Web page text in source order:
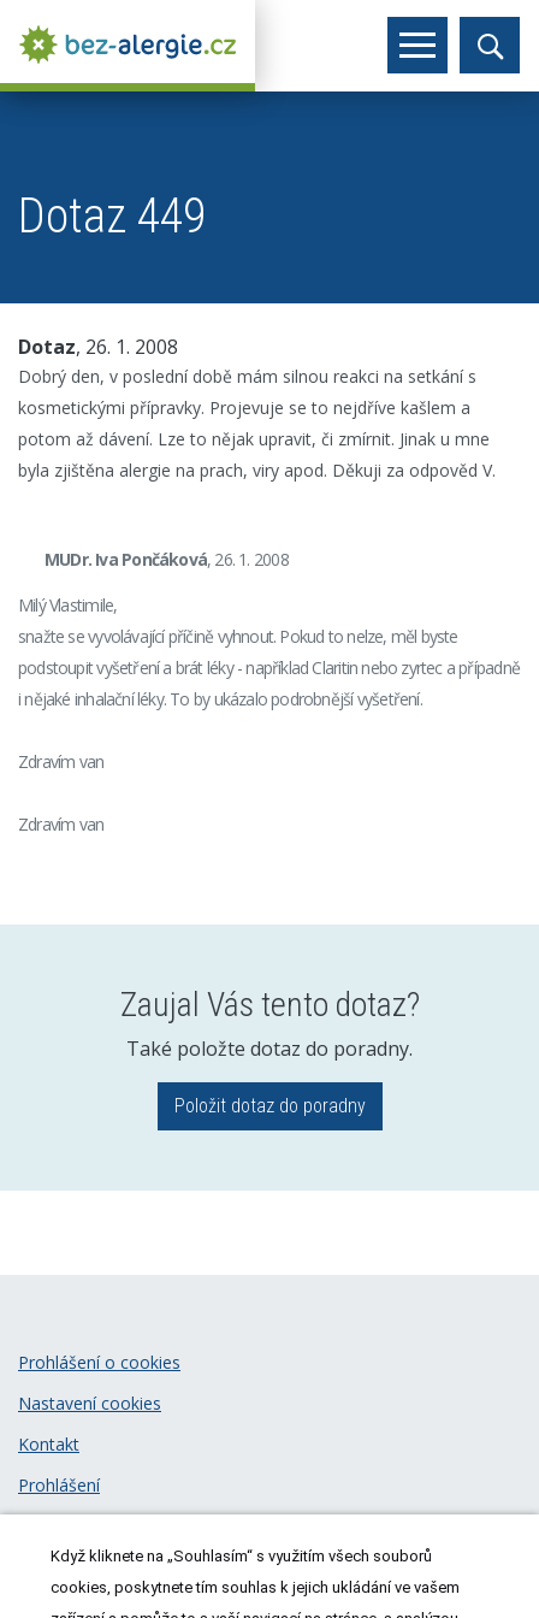
Dotaz 449
Dotaz, 26. 1. 2008
Dobrý den, v poslední době mám silnou reakci na setkání s
kosmetickými přípravky. Projevuje se to nejdříve kašlem a
potom až dávení. Lze to nějak upravit, či zmírnit. Jinak u mne
byla zjištěna alergie na prach, viry apod. Děkuji za odpověd V.
MUDr. Iva Pončáková, 26. 1. 2008
Milý Vlastimile,
snažte se vyvolávající příčině vyhnout. Pokud to nelze, měl byste
podstoupit vyšetření a brát léky - například Claritin nebo zyrtec a případně
i nějaké inhalační léky. To by ukázalo podrobnější vyšetření.
Zdravím van
Zdravím van
Zaujal Vás tento dotaz?
Také položte dotaz do poradny.
Položit dotaz do poradny
© 2026MeDitorial| ISSN 1805-3408
Prohlášení o cookies
Nastavení cookies
Kontakt
Prohlášení
Když kliknete na „Souhlasím“ s využitím všech souborů
cookies, poskytnete tím souhlas k jejich ukládání ve vašem